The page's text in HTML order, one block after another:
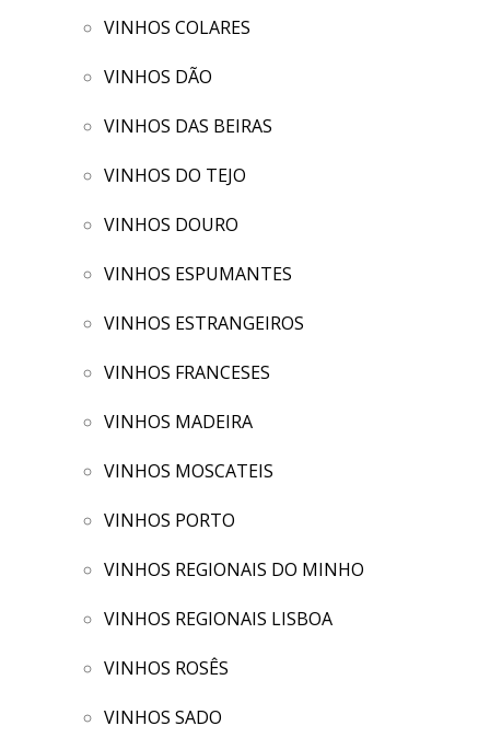
VINHOS COLARES
VINHOS DÃO
VINHOS DAS BEIRAS
VINHOS DO TEJO
VINHOS DOURO
VINHOS ESPUMANTES
VINHOS ESTRANGEIROS
VINHOS FRANCESES
VINHOS MADEIRA
VINHOS MOSCATEIS
VINHOS PORTO
VINHOS REGIONAIS DO MINHO
VINHOS REGIONAIS LISBOA
VINHOS ROSÊS
VINHOS SADO